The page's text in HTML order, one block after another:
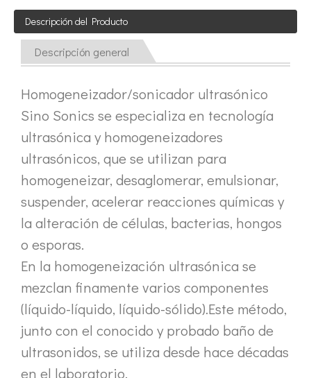
La aplicación de la ultrasónica en la industria de la costura refleja
Tecnología de corte de chocolate por ultrasonidos
La aplicación de la ultrasónica en la industria de la costura refleja
Descripción del Producto
Descripción general
Homogeneizador/sonicador ultrasónico
Sino Sonics se especializa en tecnología
ultrasónica y homogeneizadores
ultrasónicos, que se utilizan para
homogeneizar, desaglomerar, emulsionar,
suspender, acelerar reacciones químicas y
la alteración de células, bacterias, hongos
o esporas.
En la homogeneización ultrasónica se
mezclan finamente varios componentes
(líquido-líquido, líquido-sólido).Este método,
junto con el conocido y probado baño de
ultrasonidos, se utiliza desde hace décadas
en el laboratorio.